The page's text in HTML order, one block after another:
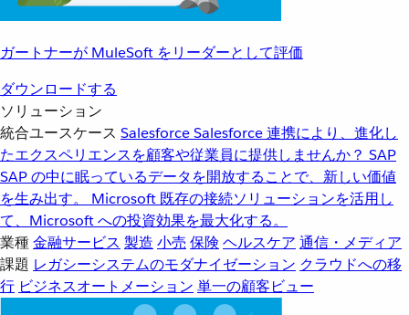
ガートナーが MuleSoft をリーダーとして評価
ダウンロードする
ソリューション
統合ユースケース SalesforceSalesforce 連携により、進化し
たエクスペリエンスを顧客や従業員に提供しませんか？ SAP
SAP の中に眠っているデータを開放することで、新しい価値
を生み出す。
Microsoft 既存の接続ソリューションを活用し
て、Microsoft への投資効果を最大化する。
業種金融サービス 製造 小売 保険 ヘルスケア 通信・メディア
課題 レガシーシステムのモダナイゼーション クラウドへの移
行 ビジネスオートメーション 単一の顧客ビュー